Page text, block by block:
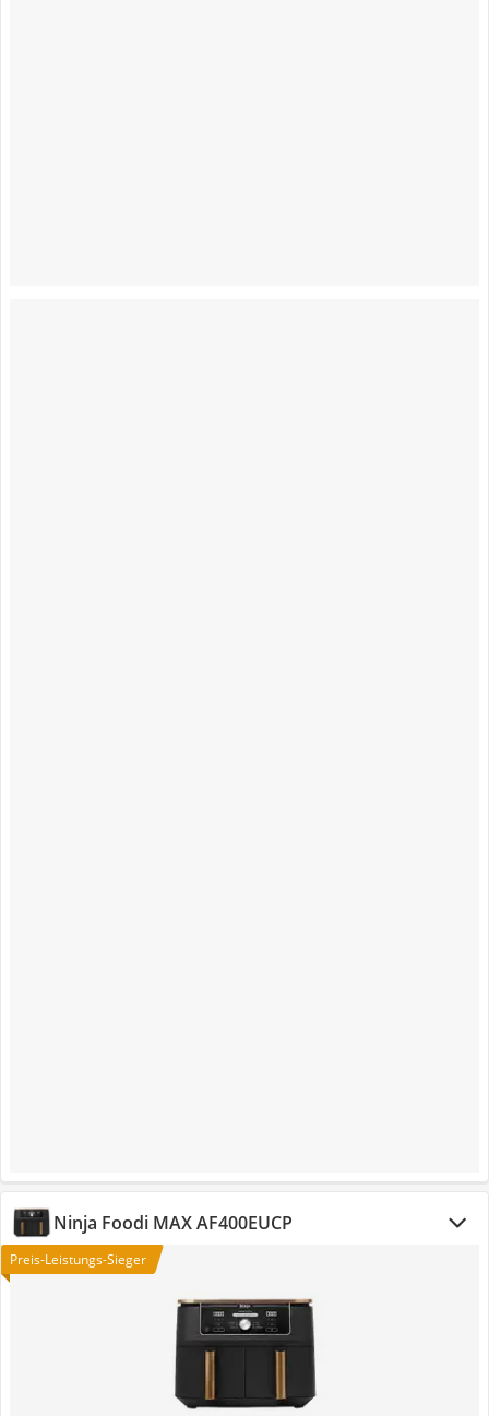
Ninja Foodi MAX AF400EUCP
Preis-Leistungs-Sieger